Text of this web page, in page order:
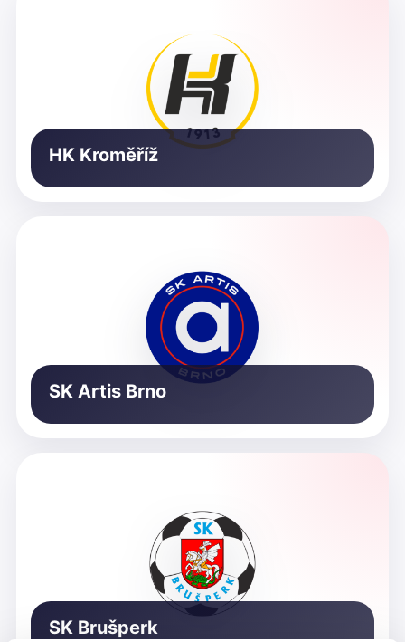
HK Kroměříž
SK Artis Brno
SK Brušperk